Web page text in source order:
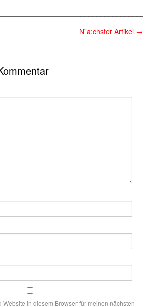
N¨a;chster Artikel →
Website in diesem Browser für meinen nächsten